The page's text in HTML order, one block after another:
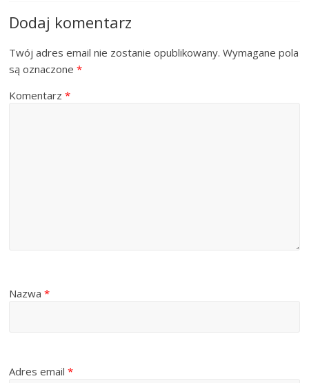
Dodaj komentarz
Twój adres email nie zostanie opublikowany. Wymagane pola
są oznaczone*
Komentarz*
Nazwa*
Adres email*